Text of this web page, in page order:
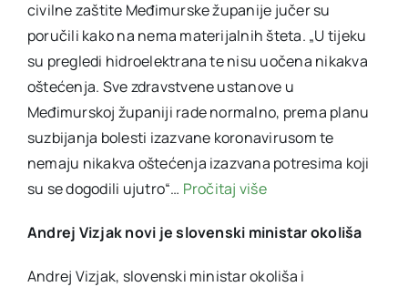
civilne zaštite Međimurske županije jučer su
poručili kako na nema materijalnih šteta. „U tijeku
su pregledi hidroelektrana te nisu uočena nikakva
oštećenja. Sve zdravstvene ustanove u
Međimurskoj županiji rade normalno, prema planu
suzbijanja bolesti izazvane koronavirusom te
nemaju nikakva oštećenja izazvana potresima koji
su se dogodili ujutro“… Pročitaj više
Andrej Vizjak novi je slovenski ministar okoliša
Andrej Vizjak, slovenski ministar okoliša i